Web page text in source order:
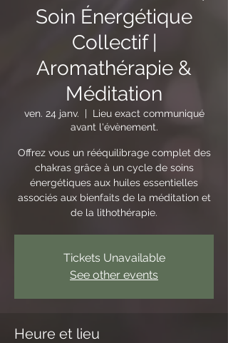
Soin Énergétique
Collectif |
Aromathérapie &
Méditation
ven. 24 janv.
  |
Lieu exact communiqué
avant l'évènement.
Offrez vous un rééquilibrage complet des
chakras grâce à un cycle de soins
énergétiques aux huiles essentielles
associés aux bienfaits de la méditation et
de la lithothérapie.
Tickets Unavailable
See other events
Heure et lieu